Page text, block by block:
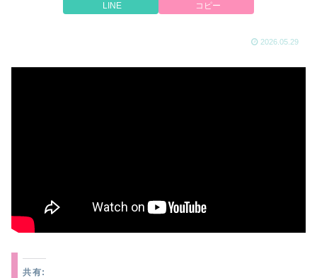
LINE コピー
2026.05.29
共有: